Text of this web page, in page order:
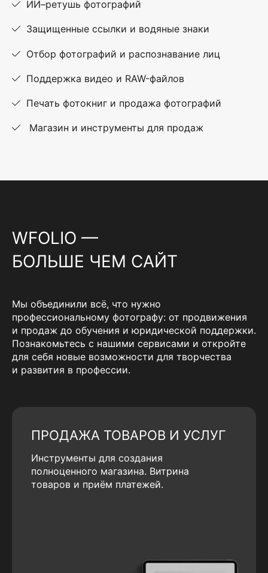
ИИ–ретушь фотографий
Защищенные ссылки и водяные знаки
Отбор фотографий и распознавание лиц
Поддержка видео и RAW-файлов
Печать фотокниг и продажа фотографий
Магазин и инструменты для продаж
WFOLIO —
БОЛЬШЕ ЧЕМ САЙТ
Мы объединили всё, что нужно
профессиональному фотографу: от продвижения
и продаж до обучения и юридической поддержки.
Познакомьтесь с нашими сервисами и откройте
для себя новые возможности для творчества
и развития в профессии.
ПРОДАЖА ТОВАРОВ И УСЛУГ
Инструменты для создания
полноценного магазина. Витрина
товаров и приём платежей.